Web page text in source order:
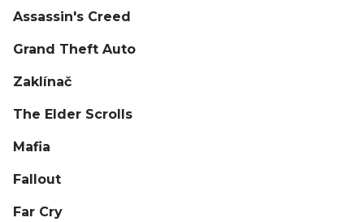
Assassin's Creed
Grand Theft Auto
Zaklínač
The Elder Scrolls
Mafia
Fallout
Far Cry